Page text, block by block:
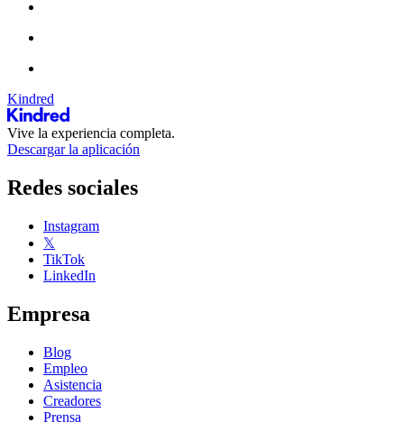
Kindred
Vive la experiencia completa.
Descargar la aplicación
Redes sociales
Instagram
𝕏
TikTok
LinkedIn
Empresa
Blog
Empleo
Asistencia
Creadores
Prensa